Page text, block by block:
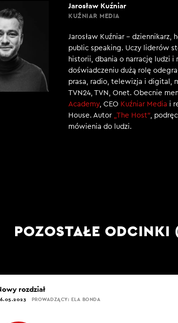
Jarosław Kuźniar
KUŹNIAR MEDIA
Jarosław Kuźniar – dziennikarz,
public speaking. Uczy liderów
historii, dbania o narrację ludzi
doświadczeniu dużą rolę
prasa, radio, telewizja i digital,
TVN24, TVN, Onet. Obecnie
Academy, CEO Kuźniar Media i
House. Autor „The Host”,
mówienia do ludzi.
POZOSTAŁE ODCINKI
rozdział
PROWADZĄCY: ELA BONDA